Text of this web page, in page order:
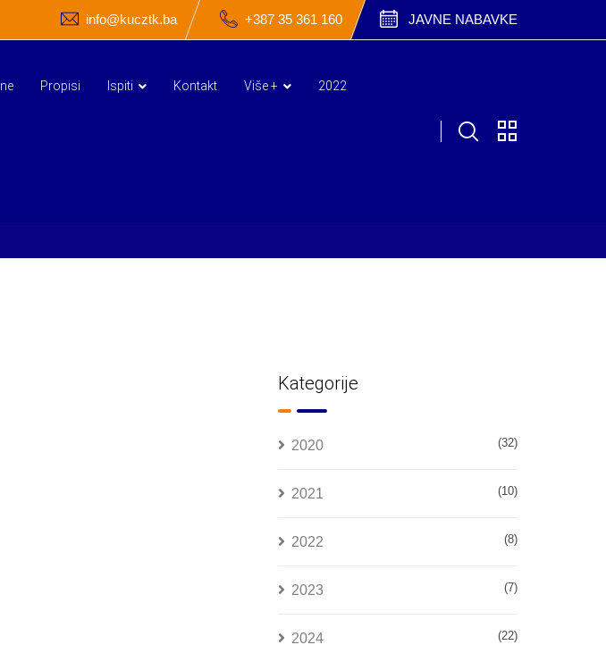
info@kucztk.ba +387 35 361 160 JAVNE NABAVKE
Propisi Ispiti Kontakt Više + 2022
Kategorije
2020 (32)
2021 (10)
2022 (8)
2023 (7)
2024 (22)